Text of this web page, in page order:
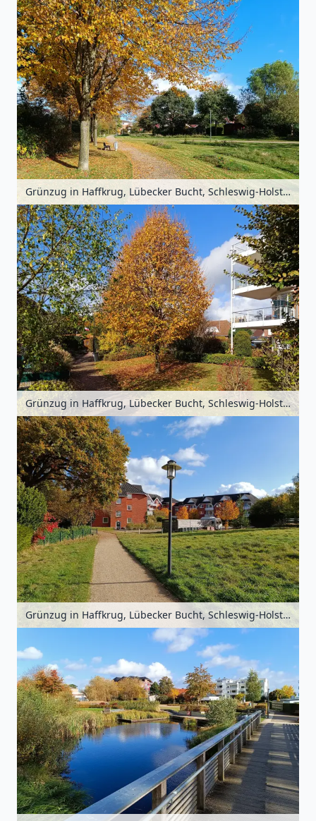
Grünzug in Haffkrug, Lübecker Bucht, Schleswig-Holstein, Deutschland
Grünzug in Haffkrug, Lübecker Bucht, Schleswig-Holstein, Deutschland
Grünzug in Haffkrug, Lübecker Bucht, Schleswig-Holstein, Deutschland